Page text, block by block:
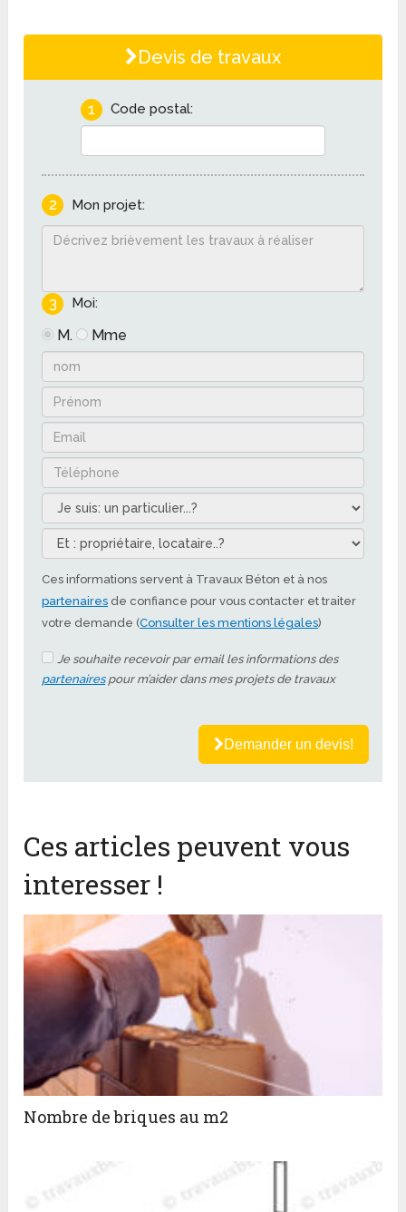
Devis de travaux
1 Code postal:
2 Mon projet:
3 Moi:
M. Mme
Ces informations servent à Travaux Béton et à nos
partenaires de confiance pour vous contacter et traiter
votre demande (Consulter les mentions légales)
Je souhaite recevoir par email les informations des
partenairespour m’aider dans mes projets de travaux
Demander un devis!
Ces articles peuvent vous
interesser !
Nombre de briques au m2